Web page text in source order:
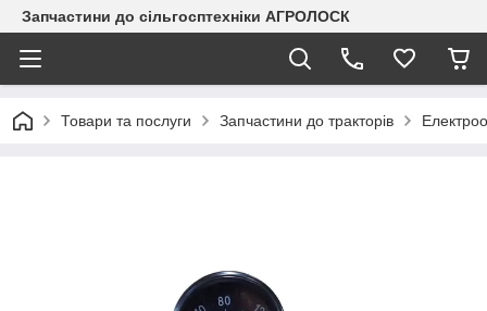
Запчастини до сільгосптехніки АГРОЛОСК
Товари та послуги Запчастини до тракторів